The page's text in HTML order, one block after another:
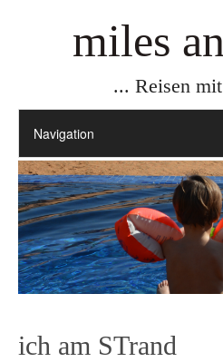
miles
... Reisen
ich am STrand